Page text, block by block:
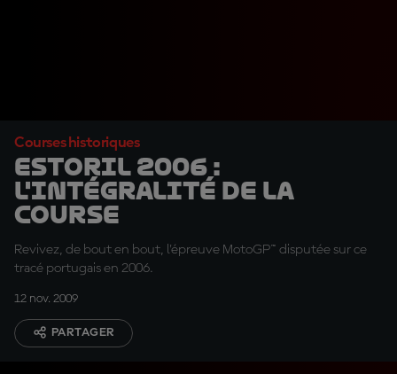
Courses historiques
Estoril 2006 :
L'intégralité de la
course
Revivez, de bout en bout, l'épreuve MotoGP™ disputée sur ce
tracé portugais en 2006.
12 nov. 2009
PARTAGER